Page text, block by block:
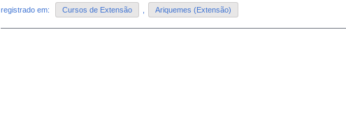
registrado em: Cursos de Extensão Ariquemes (Extensão)